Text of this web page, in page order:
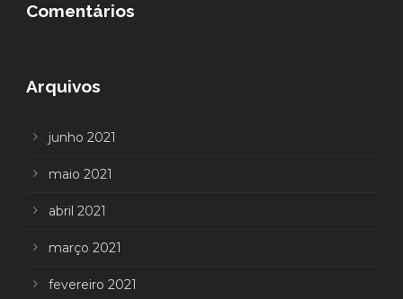
Comentários
Arquivos
junho 2021
maio 2021
abril 2021
março 2021
fevereiro 2021